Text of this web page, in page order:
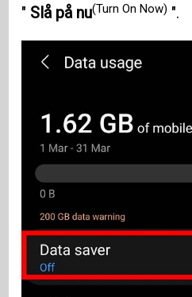
" Slå på nu(Turn On Now) ".